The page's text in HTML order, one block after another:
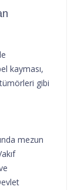
kayması,
gibi
mezun